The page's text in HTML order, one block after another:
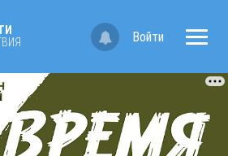
Войти